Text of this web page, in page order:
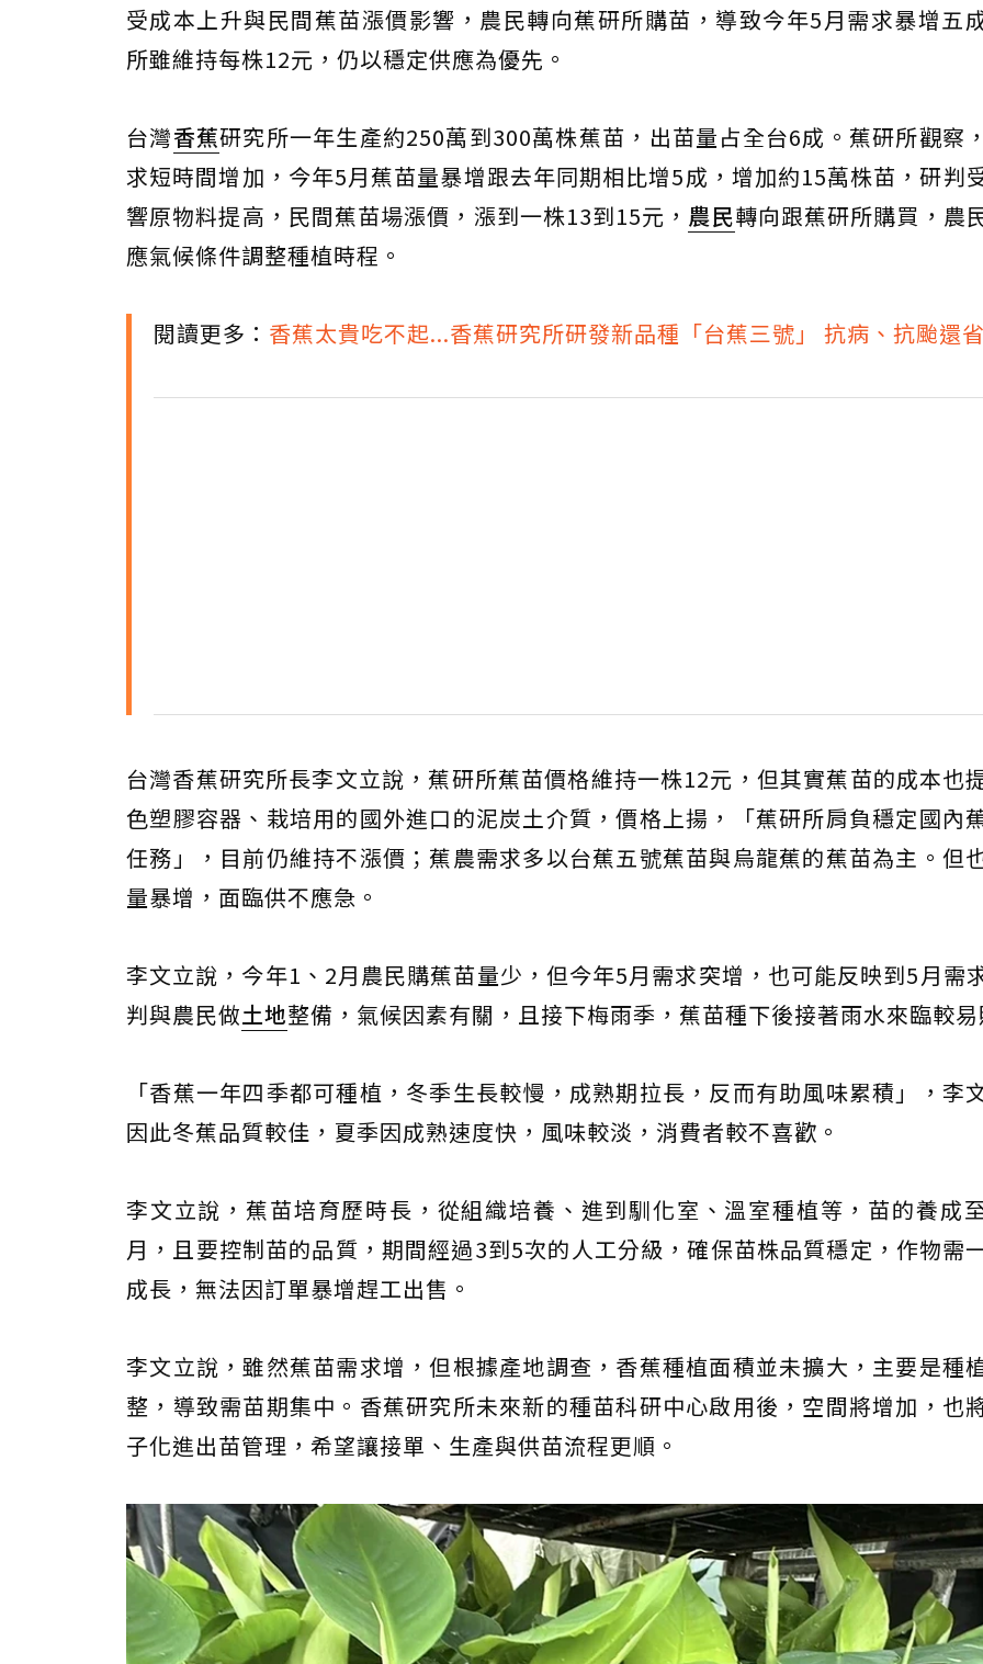
受成本上升與民間蕉苗漲價影響，農民轉向蕉研所購苗，導致今年5月需求暴增五
所雖維持每株12元，仍以穩定供應為優先。
台灣香蕉研究所一年生產約250萬到300萬株蕉苗，出苗量占全台6成。蕉研所觀察
求短時間增加，今年5月蕉苗量暴增跟去年同期相比增5成，增加約15萬株苗，研判
響原物料提高，民間蕉苗場漲價，漲到一株13到15元， 農民轉向跟蕉研所購買，農
應氣候條件調整種植時程。
閱讀更多： 香蕉太貴吃不起...香蕉研究所研發新品種「台蕉三號」 抗病、抗颱還
台灣香蕉研究所長李文立說，蕉研所蕉苗價格維持一株12元，但其實蕉苗的成本也
色塑膠容器、栽培用的國外進口的泥炭土介質，價格上揚，「蕉研所肩負穩定國內
任務」，目前仍維持不漲價；蕉農需求多以台蕉五號蕉苗與烏龍蕉的蕉苗為主。但
量暴增，面臨供不應急。
李文立說，今年1、2月農民購蕉苗量少，但今年5月需求突增，也可能反映到5月需
判與農民做土地整備，氣候因素有關，且接下梅雨季，蕉苗種下後接著雨水來臨較
「香蕉一年四季都可種植，冬季生長較慢，成熟期拉長，反而有助風味累積」，李
因此冬蕉品質較佳，夏季因成熟速度快，風味較淡，消費者較不喜歡。
李文立說，蕉苗培育歷時長，從組織培養、進到馴化室、溫室種植等，苗的養成
月，且要控制苗的品質，期間經過3到5次的人工分級，確保苗株品質穩定，作物需
成長，無法因訂單暴增趕工出售。
李文立說，雖然蕉苗需求增，但根據產地調查，香蕉種植面積並未擴大，主要是種
整，導致需苗期集中。香蕉研究所未來新的種苗科研中心啟用後，空間將增加，也
子化進出苗管理，希望讓接單、生產與供苗流程更順。